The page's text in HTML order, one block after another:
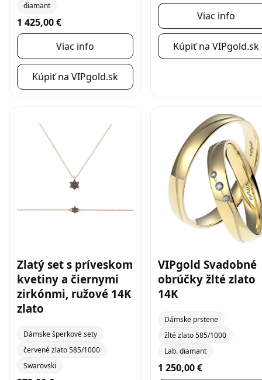
diamant
1 425,00 €
Viac info
Kúpiť na VIPgold.sk
Viac info
Kúpiť na VIPgold.sk
Zlatý set s príveskom
kvetiny a čiernymi
zirkónmi, ružové 14K
zlato
Dámske šperkové sety
červené zlato 585/1000
Swarovski
VIPgold Svadobné
obrúčky žlté zlato
14K
Dámske prstene
žlté zlato 585/1000
Lab. diamant
1 250,00 €